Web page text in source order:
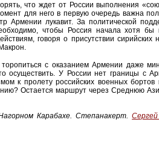
что ждет от России выполнения
для него в первую очередь важна
Армении лукавит. За политической
чтобы Россия начала хотя бы
говоря о присутствии сирийских
с оказанием Армении даже
осуществить. У России нет границы с
к пролету российских военных бортов
Остается маршрут через Среднюю
Карабахе. Степанакерт.